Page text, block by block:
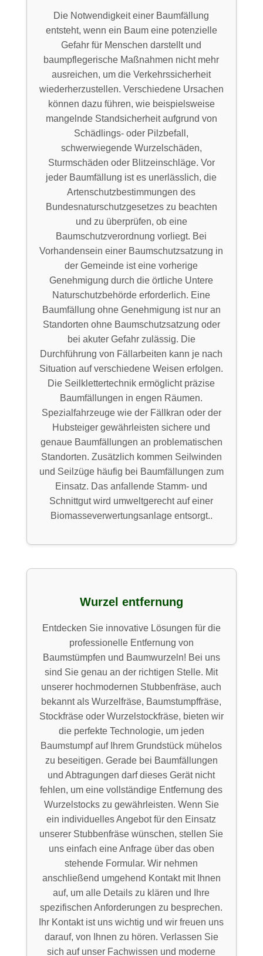
Die Notwendigkeit einer Baumfällung
entsteht, wenn ein Baum eine potenzielle
Gefahr für Menschen darstellt und
baumpflegerische Maßnahmen nicht mehr
ausreichen, um die Verkehrssicherheit
wiederherzustellen. Verschiedene Ursachen
können dazu führen, wie beispielsweise
mangelnde Standsicherheit aufgrund von
Schädlings- oder Pilzbefall,
schwerwiegende Wurzelschäden,
Sturmschäden oder Blitzeinschläge. Vor
jeder Baumfällung ist es unerlässlich, die
Artenschutzbestimmungen des
Bundesnaturschutzgesetzes zu beachten
und zu überprüfen, ob eine
Baumschutzverordnung vorliegt. Bei
Vorhandensein einer Baumschutzsatzung in
der Gemeinde ist eine vorherige
Genehmigung durch die örtliche Untere
Naturschutzbehörde erforderlich. Eine
Baumfällung ohne Genehmigung ist nur an
Standorten ohne Baumschutzsatzung oder
bei akuter Gefahr zulässig. Die
Durchführung von Fällarbeiten kann je nach
Situation auf verschiedene Weisen erfolgen.
Die Seilklettertechnik ermöglicht präzise
Baumfällungen in engen Räumen.
Spezialfahrzeuge wie der Fällkran oder der
Hubsteiger gewährleisten sichere und
genaue Baumfällungen an problematischen
Standorten. Zusätzlich kommen Seilwinden
und Seilzüge häufig bei Baumfällungen zum
Einsatz. Das anfallende Stamm- und
Schnittgut wird umweltgerecht auf einer
Biomasseverwertungsanlage entsorgt..
Wurzel entfernung
Entdecken Sie innovative Lösungen für die
professionelle Entfernung von
Baumstümpfen und Baumwurzeln! Bei uns
sind Sie genau an der richtigen Stelle. Mit
unserer hochmodernen Stubbenfräse, auch
bekannt als Wurzelfräse, Baumstumpffräse,
Stockfräse oder Wurzelstockfräse, bieten wir
die perfekte Technologie, um jeden
Baumstumpf auf Ihrem Grundstück mühelos
zu beseitigen. Gerade bei Baumfällungen
und Abtragungen darf dieses Gerät nicht
fehlen, um eine vollständige Entfernung des
Wurzelstocks zu gewährleisten. Wenn Sie
ein individuelles Angebot für den Einsatz
unserer Stubbenfräse wünschen, stellen Sie
uns einfach eine Anfrage über das oben
stehende Formular. Wir nehmen
anschließend umgehend Kontakt mit Ihnen
auf, um alle Details zu klären und Ihre
spezifischen Anforderungen zu besprechen.
Ihr Kontakt ist uns wichtig und wir freuen uns
darauf, von Ihnen zu hören. Verlassen Sie
sich auf unser Fachwissen und moderne